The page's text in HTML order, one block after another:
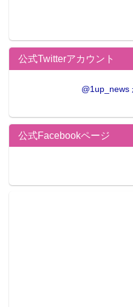
公式Twitterアカウント
@1up_news
公式Facebookページ